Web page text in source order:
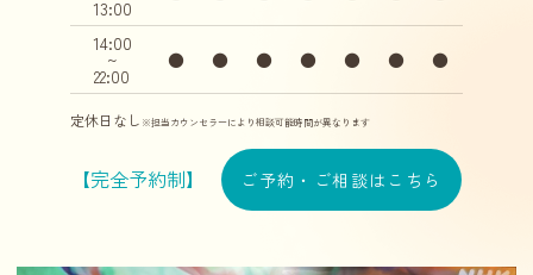
13:00
14:00
~
22:00
● ● ● ● ● ● ●
定休日なし ※担当カウンセラーにより相談可能時間が異なります
【完全予約制】 ご予約・ご相談はこちら